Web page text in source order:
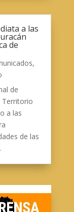
a las
de
,
de
Territorio
a las
de las